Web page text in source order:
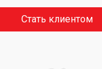
Стать клиентом